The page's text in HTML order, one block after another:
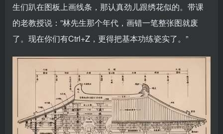
生们趴在图板上画线条，那认真劲儿跟绣花似的。带课
的老教授说：”林先生那个年代，画错一笔整张图就废
了。现在你们有Ctrl+Z，更得把基本功练瓷实了。”